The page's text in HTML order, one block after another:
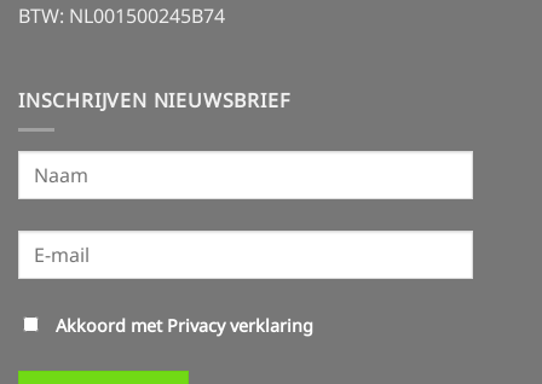
BTW: NL001500245B74
INSCHRIJVEN NIEUWSBRIEF
Akkoord met Privacy verklaring